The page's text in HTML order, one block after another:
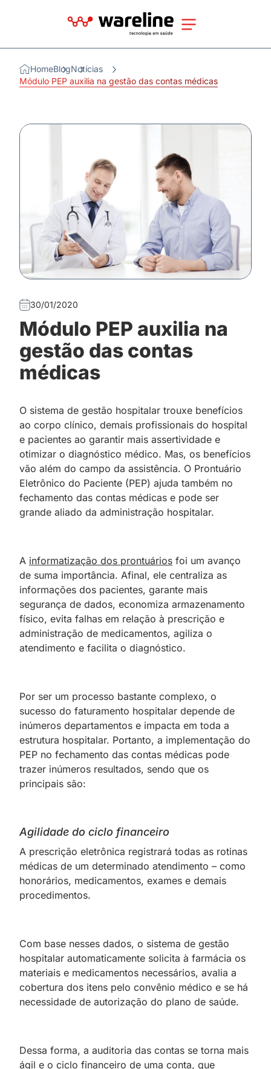
HomeBlogNotícias
Módulo PEP auxilia na gestão das contas médicas
30/01/2020
Módulo PEP auxilia na
gestão das contas
médicas
O sistema de gestão hospitalar trouxe benefícios
ao corpo clínico, demais profissionais do hospital
e pacientes ao garantir mais assertividade e
otimizar o diagnóstico médico. Mas, os benefícios
vão além do campo da assistência. O Prontuário
Eletrônico do Paciente (PEP) ajuda também no
fechamento das contas médicas e pode ser
grande aliado da administração hospitalar.
A informatização dos prontuários foi um avanço
de suma importância. Afinal, ele centraliza as
informações dos pacientes, garante mais
segurança de dados, economiza armazenamento
físico, evita falhas em relação à prescrição e
administração de medicamentos, agiliza o
atendimento e facilita o diagnóstico.
Por ser um processo bastante complexo, o
sucesso do faturamento hospitalar depende de
inúmeros departamentos e impacta em toda a
estrutura hospitalar. Portanto, a implementação do
PEP no fechamento das contas médicas pode
trazer inúmeros resultados, sendo que os
principais são:
Agilidade do ciclo financeiro
A prescrição eletrônica registrará todas as rotinas
médicas de um determinado atendimento – como
honorários, medicamentos, exames e demais
procedimentos.
Com base nesses dados, o sistema de gestão
hospitalar automaticamente solicita à farmácia os
materiais e medicamentos necessários, avalia a
cobertura dos itens pelo convênio médico e se há
necessidade de autorização do plano de saúde.
Dessa forma, a auditoria das contas se torna mais
ágil e o ciclo financeiro de uma conta, que